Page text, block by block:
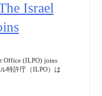
Israel
Office (ILPO) joins
特許庁（ILPO）は